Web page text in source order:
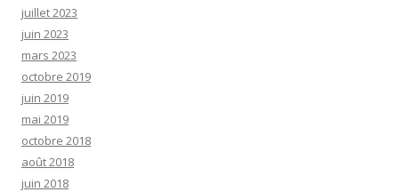
juillet 2023
juin 2023
mars 2023
octobre 2019
juin 2019
mai 2019
octobre 2018
août 2018
juin 2018